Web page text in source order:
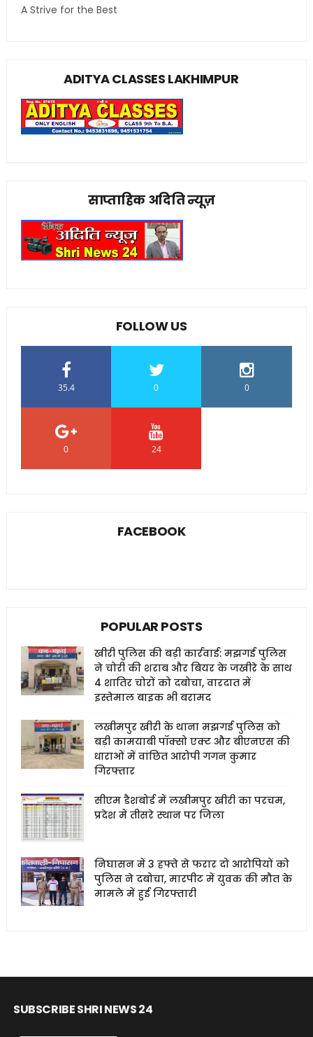
A Strive for the Best
ADITYA CLASSES LAKHIMPUR
साप्ताहिक अदिति न्यूज़
FOLLOW US
35.4 0 0
0 24
FACEBOOK
POPULAR POSTS
खीरी पुलिस की बड़ी कार्रवाई: मझगई पुलिस
ने चोरी की शराब और बियर के जखीरे के साथ
4 शातिर चोरों को दबोचा, वारदात में
इस्तेमाल बाइक भी बरामद
लखीमपुर खीरी के थाना मझगई पुलिस को
बड़ी कामयाबी पॉक्सो एक्ट और बीएनएस की
धाराओं में वांछित आरोपी गगन कुमार
गिरफ्तार
सीएम डैशबोर्ड में लखीमपुर खीरी का परचम,
प्रदेश में तीसरे स्थान पर जिला
निघासन में 3 हफ्ते से फरार दो आरोपियों को
पुलिस ने दबोचा, मारपीट में युवक की मौत के
मामले में हुई गिरफ्तारी
SUBSCRIBE SHRI NEWS 24